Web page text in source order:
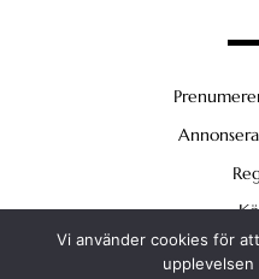
Vi använder cookies för
upplevelsen